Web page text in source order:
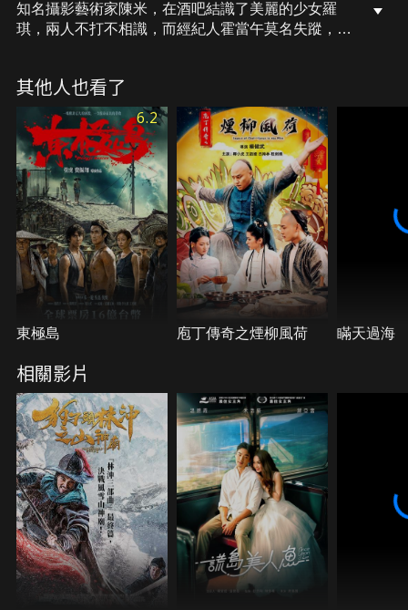
知名攝影藝術家陳米，在酒吧結識了美麗的少女羅
琪，兩人不打不相識，而經紀人霍當午莫名失蹤，讓
變……
其他人也看了
6.2
東極島 庖丁傳奇之煙柳風荷 瞞天過海
相關影片